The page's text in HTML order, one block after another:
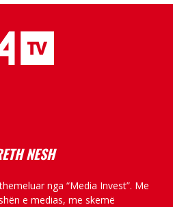
NESH
nga “Media Invest”. Me
e medias, me skemë